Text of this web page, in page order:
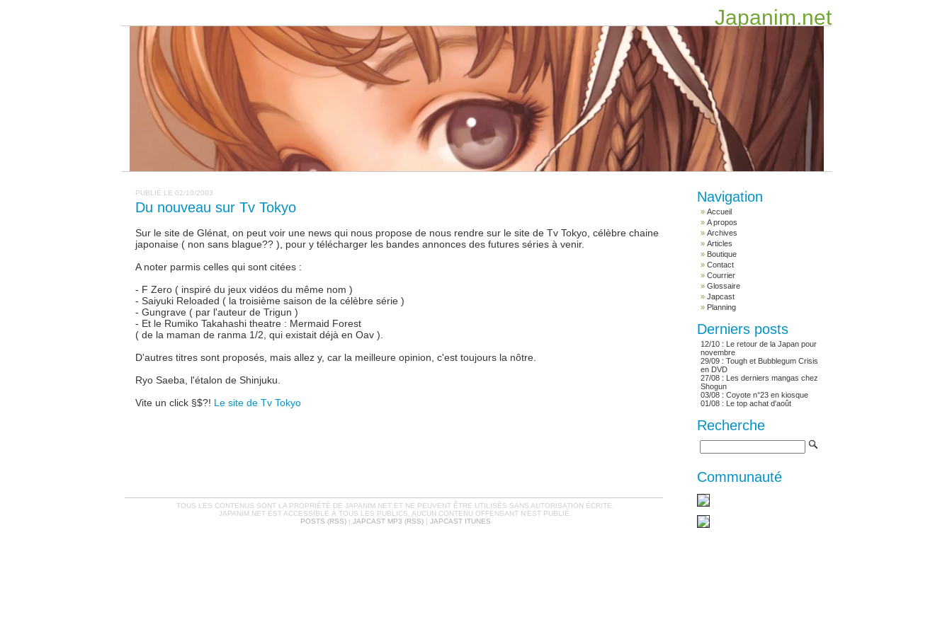
Japanim.net
Navigation
Accueil
A propos
Archives
Articles
Boutique
Contact
Courrier
Glossaire
Japcast
Planning
Derniers posts
12/10 : Le retour de la Japan pour
novembre
29/09 : Tough et Bubblegum Crisis
en DVD
27/08 : Les derniers mangas chez
Shogun
03/08 : Coyote n°23 en kiosque
01/08 : Le top achat d'août
Recherche
Communauté
PUBLIÉ LE 02/10/2003
Du nouveau sur Tv Tokyo
Sur le site de Glénat, on peut voir une news qui nous propose de nous rendre sur le site de Tv Tokyo, célèbre chaine
japonaise ( non sans blague?? ), pour y télécharger les bandes annonces des futures séries à venir.
A noter parmis celles qui sont citées :
- F Zero ( inspiré du jeux vidéos du même nom )
- Saiyuki Reloaded ( la troisième saison de la célèbre série )
- Gungrave ( par l'auteur de Trigun )
- Et le Rumiko Takahashi theatre : Mermaid Forest
( de la maman de ranma 1/2, qui existait déjà en Oav ).
D'autres titres sont proposés, mais allez y, car la meilleure opinion, c'est toujours la nôtre.
Ryo Saeba, l'étalon de Shinjuku.
Vite un click §$?! Le site de Tv Tokyo
TOUS LES CONTENUS SONT LA PROPRIÉTÉ DE JAPANIM.NET ET NE PEUVENT ÊTRE UTILISÉS SANS AUTORISATION ÉCRITE.
JAPANIM.NET EST ACCESSIBLE À TOUS LES PUBLICS. AUCUN CONTENU OFFENSANT N'EST PUBLIÉ.
POSTS (RSS)| JAPCAST MP3 (RSS)| JAPCAST ITUNES